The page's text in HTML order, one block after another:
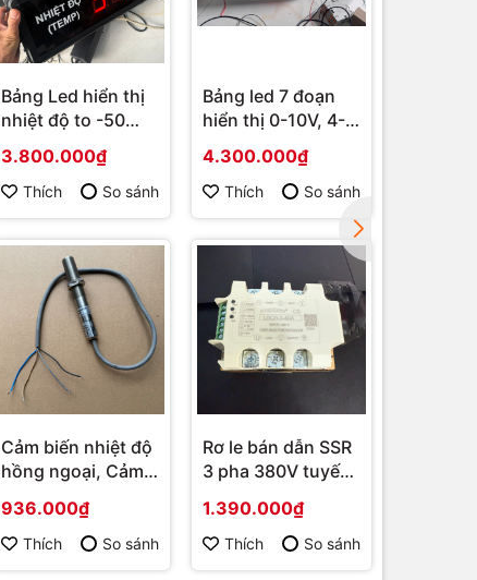
Bảng Led hiển thị
nhiệt độ to -50
3.800.000₫
Thích So sánh
Bảng led 7 đoạn
hiển thị 0-10V, 4-
4.300.000₫
Thích So sánh
Cảm biến nhiệt độ
hồng ngoại, Cảm
không tiếp xúc
ngõ Ra 4-20mA, 1-
5Vdc, 2-10Vdc
936.000₫
Thích So sánh
Rơ le bán dẫn SSR
3 pha 380V tuyến
20mA, 0-5V, 0-10V
1.390.000₫
Thích So sánh